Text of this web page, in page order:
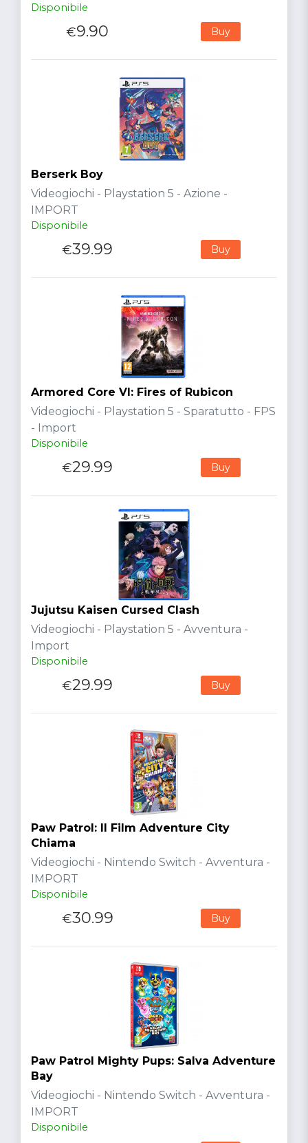
Disponibile
€9.90 Buy
Berserk Boy
Videogiochi - Playstation 5 - Azione -
IMPORT
Disponibile
€39.99 Buy
Armored Core VI: Fires of Rubicon
Videogiochi - Playstation 5 - Sparatutto - FPS
- Import
Disponibile
€29.99 Buy
Jujutsu Kaisen Cursed Clash
Videogiochi - Playstation 5 - Avventura -
Import
Disponibile
€29.99 Buy
Paw Patrol: Il Film Adventure City
Chiama
Videogiochi - Nintendo Switch - Avventura -
IMPORT
Disponibile
€30.99 Buy
Paw Patrol Mighty Pups: Salva Adventure
Bay
Videogiochi - Nintendo Switch - Avventura -
IMPORT
Disponibile